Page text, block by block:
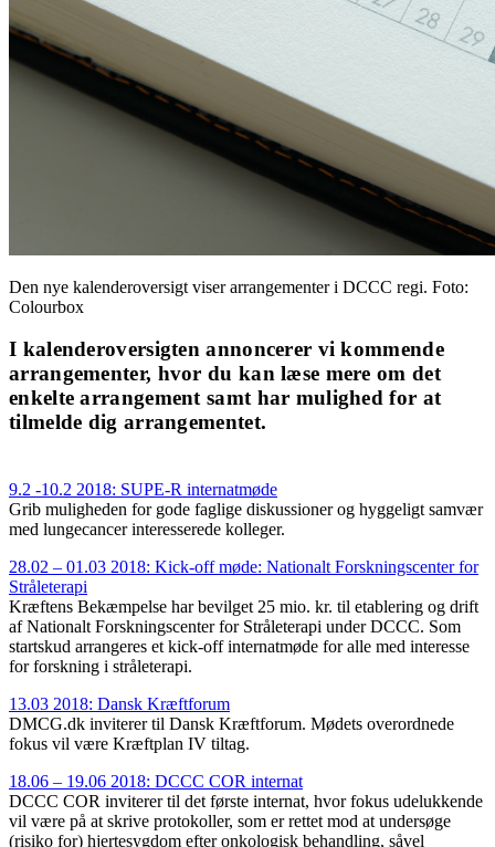
Den nye kalenderoversigt viser arrangementer i DCCC regi. Foto:
Colourbox
I kalenderoversigten annoncerer vi kommende
arrangementer, hvor du kan læse mere om det
enkelte arrangement samt har mulighed for at
tilmelde dig arrangementet.
9.2 -10.2 2018: SUPE-R internatmøde
Grib muligheden for gode faglige diskussioner og hyggeligt samvær
med lungecancer interesserede kolleger.
28.02 – 01.03 2018: Kick-off møde: Nationalt Forskningscenter for
Stråleterapi
Kræftens Bekæmpelse har bevilget 25 mio. kr. til etablering og drift
af Nationalt Forskningscenter for Stråleterapi under DCCC. Som
startskud arrangeres et kick-off internatmøde for alle med interesse
for forskning i stråleterapi.
13.03 2018: Dansk Kræftforum
DMCG.dk inviterer til Dansk Kræftforum. Mødets overordnede
fokus vil være Kræftplan IV tiltag.
18.06 – 19.06 2018: DCCC COR internat
DCCC COR inviterer til det første internat, hvor fokus udelukkende
vil være på at skrive protokoller, som er rettet mod at undersøge
(risiko for) hjertesygdom efter onkologisk behandling, såvel